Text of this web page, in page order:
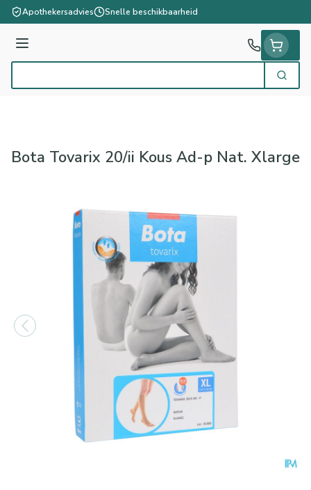
Ga naar de inhoud
Apothekersadvies Snelle beschikbaarheid
Menu
Zoek
Bota Tovarix 20/ii Kous Ad-p Nat. Xlarge